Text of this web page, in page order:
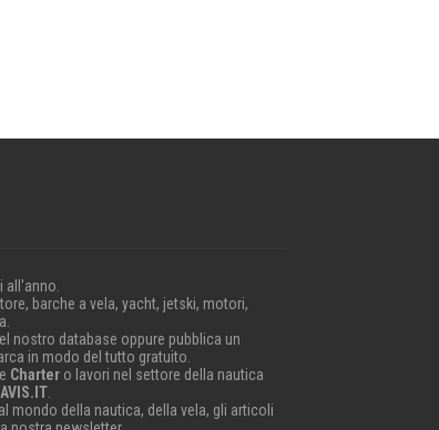
all'anno.
barche a vela, yacht, jetski, motori,
nostro database oppure pubblica un
in modo del tutto gratuito.
Chartero lavori nel settore della nautica
.
mondo della nautica, della vela, gli articoli